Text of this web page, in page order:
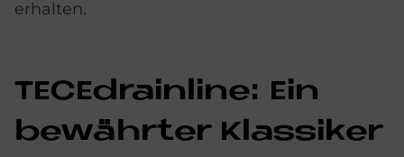
erhalten.
TE­CEdrain­li­ne: Ein
be­währ­ter Klas­si­ker